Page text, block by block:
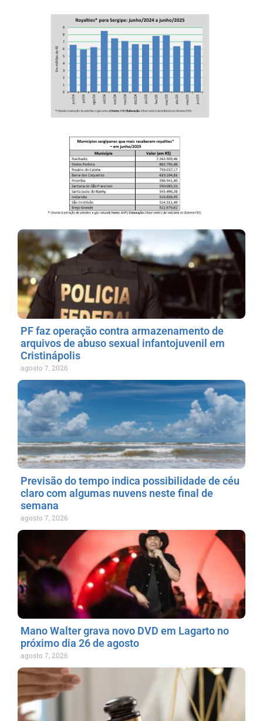
PF faz operação contra armazenamento de
arquivos de abuso sexual infantojuvenil em
Cristinápolis
agosto 7, 2026
Previsão do tempo indica possibilidade de céu
claro com algumas nuvens neste final de
semana
agosto 7, 2026
Mano Walter grava novo DVD em Lagarto no
próximo dia 26 de agosto
agosto 7, 2026